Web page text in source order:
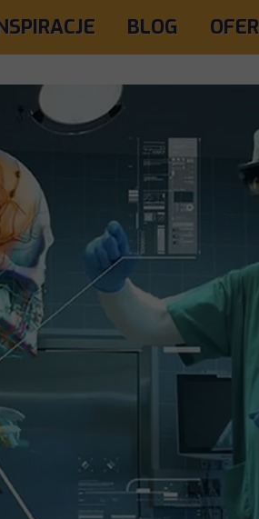
BLOG